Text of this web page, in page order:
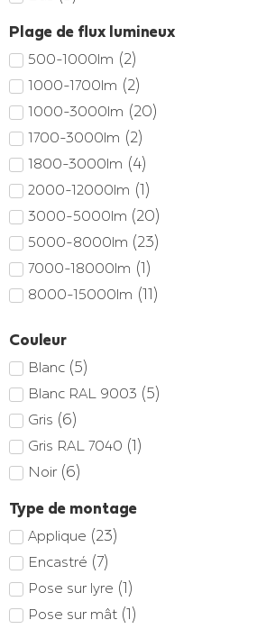
400mm (2)
600 x 600mm (
600mm (13
900mm (1)
1200 x 300mm (2
1200mm (23
1500mm (23)
Plage de flux lumineux
500-1000lm (2)
1000-1700lm (2)
1000-3000lm (20)
1700-3000lm (2)
1800-3000lm (4)
2000-12000lm (1)
3000-5000lm (20)
5000-8000lm (23)
7000-18000lm (1)
8000-15000lm (11)
15000-22000lm
18000-36000lm
20000-56000lm (1
36000-70000lm
Couleur
Blanc (5)
Blanc RAL 9003 (5)
Gris (6)
Gris RAL 7040 (1)
Noir (6)
Type de montage
Applique (23)
Encastré (7)
Pose sur lyre (1)
Pose sur mât (1)